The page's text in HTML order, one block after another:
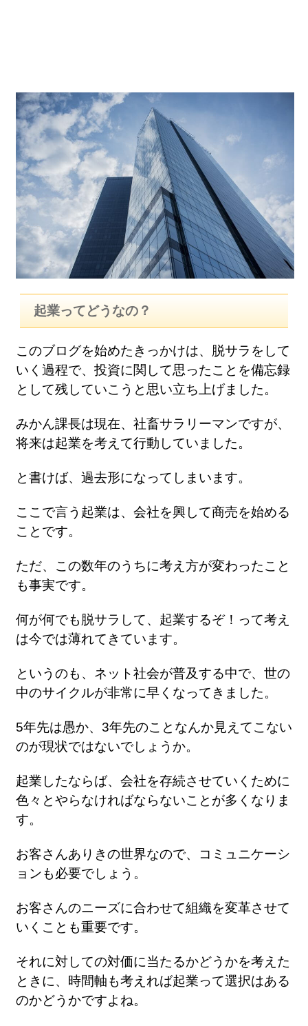
起業ってどうなの？
このブログを始めたきっかけは、脱サラをして
いく過程で、投資に関して思ったことを備忘録
として残していこうと思い立ち上げました。
みかん課長は現在、社畜サラリーマンですが、
将来は起業を考えて行動していました。
と書けば、過去形になってしまいます。
ここで言う起業は、会社を興して商売を始める
ことです。
ただ、この数年のうちに考え方が変わったこと
も事実です。
何が何でも脱サラして、起業するぞ！って考え
は今では薄れてきています。
というのも、ネット社会が普及する中で、世の
中のサイクルが非常に早くなってきました。
5年先は愚か、3年先のことなんか見えてこない
のが現状ではないでしょうか。
起業したならば、会社を存続させていくために
色々とやらなければならないことが多くなりま
す。
お客さんありきの世界なので、コミュニケーシ
ョンも必要でしょう。
お客さんのニーズに合わせて組織を変革させて
いくことも重要です。
それに対しての対価に当たるかどうかを考えた
ときに、時間軸も考えれば起業って選択はある
のかどうかですよね。